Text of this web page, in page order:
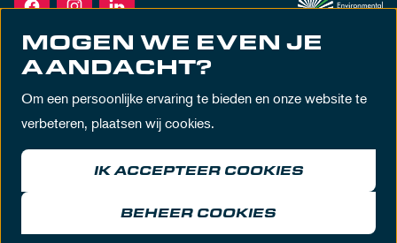
© MASCOT Circuit Zandvoort 2026
Algemene voorwaarden Privacy policy
Huisregels
MOGEN WE EVEN JE
AANDACHT?
Om een persoonlijke ervaring te bieden en onze website te
verbeteren, plaatsen wij cookies.
IK ACCEPTEER COOKIES
BEHEER COOKIES